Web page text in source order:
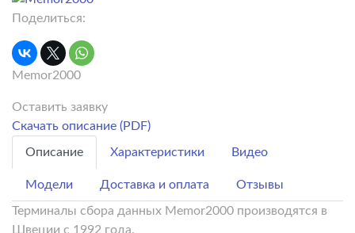
Поделиться:
Memor2000
Оставить заявку
Скачать описание (PDF)
Описание Характеристики Видео
Модели Доставка и оплата Отзывы
Терминалы сбора данных Memor2000 производятся в
Швеции с 1992 года.